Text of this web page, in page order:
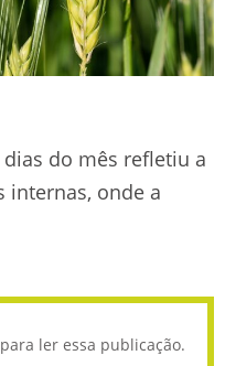
dias do mês refletiu a
internas, onde a
ler essa publicação.